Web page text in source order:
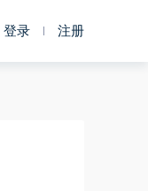
登录 注册